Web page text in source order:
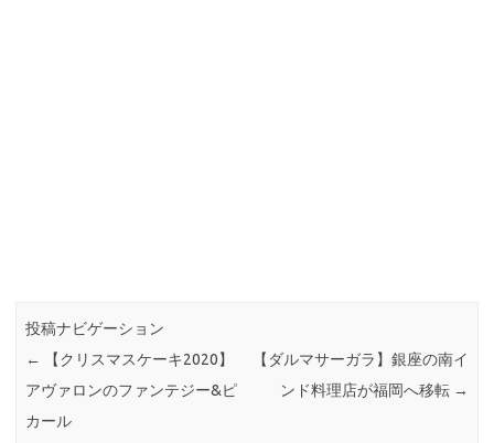
投稿ナビゲーション
←
【クリスマスケーキ2020】
アヴァロンのファンテジー&ピ
カール
【ダルマサーガラ】銀座の南イ
ンド料理店が福岡へ移転 →